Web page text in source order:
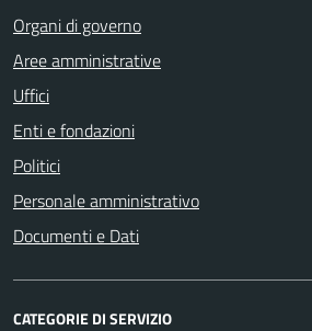
Organi di governo
Aree amministrative
Uffici
Enti e fondazioni
Politici
Personale amministrativo
Documenti e Dati
CATEGORIE DI SERVIZIO